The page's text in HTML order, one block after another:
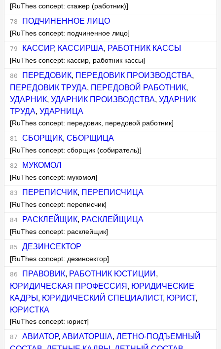
[RuThes concept: стажер (работник)]
ПОДЧИНЕННОЕ ЛИЦО
[RuThes concept: подчиненное лицо]
КАССИР, КАССИРША, РАБОТНИК КАССЫ
[RuThes concept: кассир, работник кассы]
ПЕРЕДОВИК, ПЕРЕДОВИК ПРОИЗВОДСТВА,
ПЕРЕДОВИК ТРУДА, ПЕРЕДОВОЙ РАБОТНИК,
УДАРНИК,УДАРНИК ПРОИЗВОДСТВА,УДАРНИК
ТРУДА,УДАРНИЦА
[RuThes concept: передовик, передовой работник]
СБОРЩИК, СБОРЩИЦА
[RuThes concept: сборщик (собиратель)]
МУКОМОЛ
[RuThes concept: мукомол]
ПЕРЕПИСЧИК, ПЕРЕПИСЧИЦА
[RuThes concept: переписчик]
РАСКЛЕЙЩИК, РАСКЛЕЙЩИЦА
[RuThes concept: расклейщик]
ДЕЗИНСЕКТОР
[RuThes concept: дезинсектор]
ПРАВОВИК, РАБОТНИК ЮСТИЦИИ ,
ЮРИДИЧЕСКАЯ ПРОФЕССИЯ , ЮРИДИЧЕСКИЕ
КАДРЫ , ЮРИДИЧЕСКИЙ СПЕЦИАЛИСТ, ЮРИСТ,
ЮРИСТКА
[RuThes concept: юрист]
АВИАТОР, АВИАТОРША, ЛЕТНО-ПОДЪЕМНЫЙ